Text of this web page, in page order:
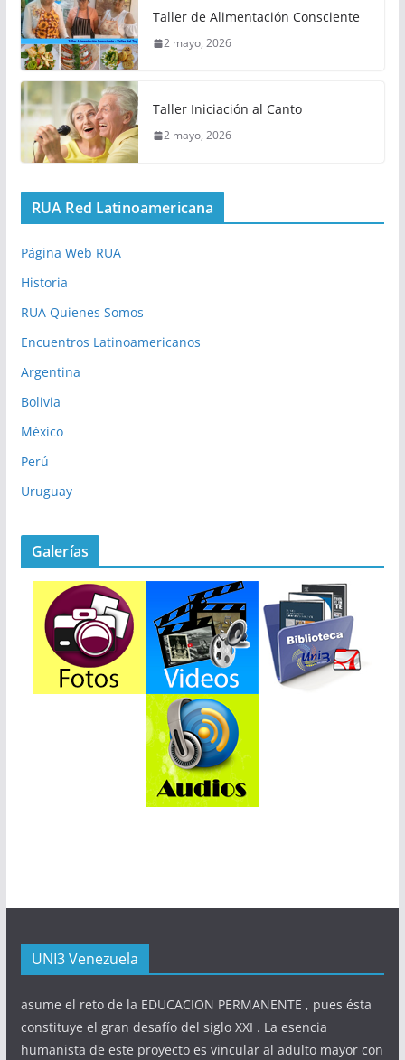
Taller de Alimentación Consciente
2 mayo, 2026
Taller Iniciación al Canto
2 mayo, 2026
RUA Red Latinoamericana
Página Web RUA
Historia
RUA Quienes Somos
Encuentros Latinoamericanos
Argentina
Bolivia
México
Perú
Uruguay
Galerías
UNI3 Venezuela
asume el reto de la EDUCACION PERMANENTE , pues ésta
constituye el gran desafío del siglo XXI . La esencia
humanista de este proyecto es vincular al adulto mayor con